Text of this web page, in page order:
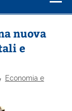
nuova
e
Economia e